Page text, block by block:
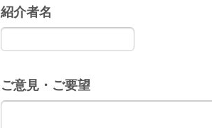
紹介者名
ご意見・ご要望